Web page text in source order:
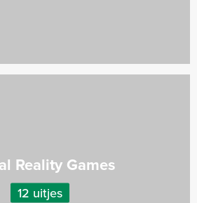
Reality Games
12 uitjes